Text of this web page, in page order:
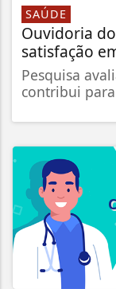
SAÚDE
Ouvidoria
satisfação
Pesquisa
contribui